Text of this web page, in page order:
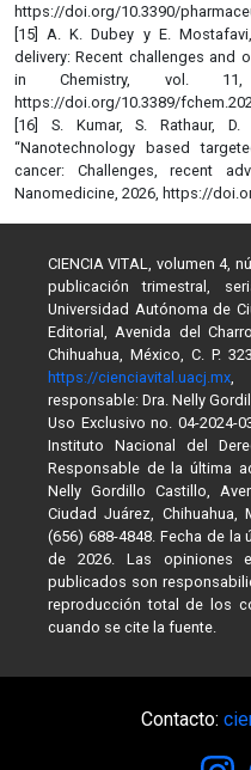
https://doi.org/10.3390/
[15] A. K. Dubey y E. Mostafavi,
delivery: Recent challenges and
in Chemistry, vol.
https://doi.org/10.3389/
[16] S. Kumar, S. Rathaur,
“Nanotechnology based
cancer: Challenges, recent
Nanomedicine, 2026, https://
CIENCIA VITAL, volumen 4,
publicación trimestral,
Universidad Autónoma de
Editorial, Avenida del
Chihuahua, México, C. P.
https://cienciavital.uacj.mx
responsable: Dra. Nelly
Uso Exclusivo no. 04-2024-
Instituto Nacional del
Responsable de la última
Nelly Gordillo Castillo,
Ciudad Juárez, Chihuahua,
(656) 688-4848. Fecha de
de 2026. Las opiniones
publicados son
reproducción total de los
cuando se cite la fuente.
Contacto: